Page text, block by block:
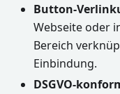
Button-
Webseite oder
Bereich
Einbindung.
DSGVO-